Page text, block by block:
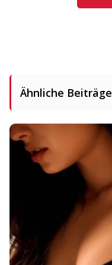
Ähnliche Beiträge